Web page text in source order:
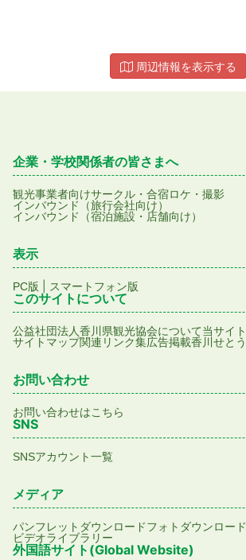
周辺情報を表示する
企業・学校関係者の皆さまへ
観光事業者向けサークル・合宿ロケ・撮影
インバウンド（旅行会社向け）
インバウンド（宿泊施設・店舗向け）
表示
PC版 スマートフォン版
このサイトについて
公益社団法人香川県観光協会について当サイ
サイトマップ関連リンク集広告掲載香川せと
お問い合わせ
お問い合わせはこちら
SNS
SNSアカウント一覧
メディア
パンフレットダウンロードフォトダウンロード
ビデオライブラリー
外国語サイト(Global Website)